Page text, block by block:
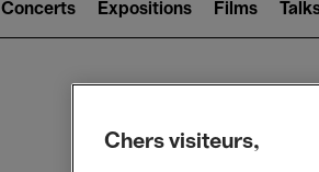
Concerts Expositions Films
Ce
Chers visiteurs,